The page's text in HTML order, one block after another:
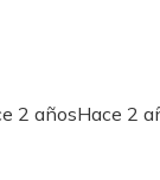
2 añosHace 2